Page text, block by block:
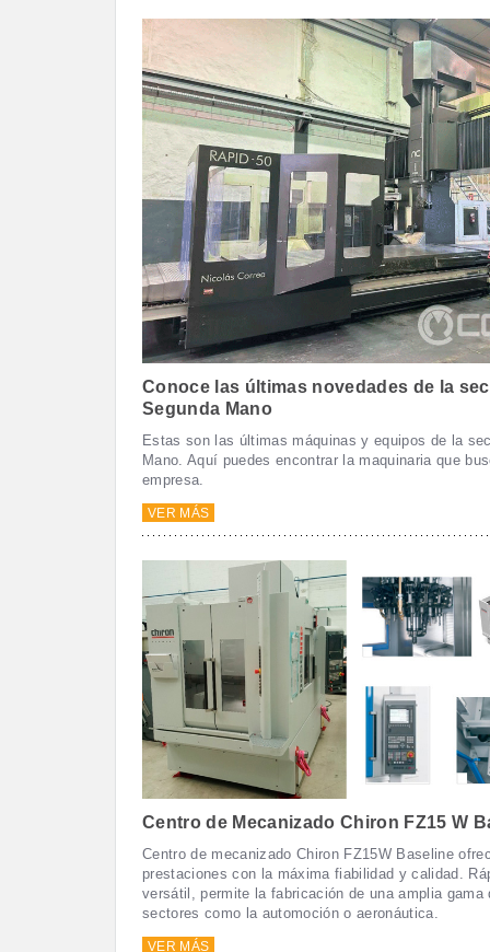
Conoce las últimas novedades de la
Segunda Mano
Estas son las últimas máquinas y equipos de la
Mano. Aquí puedes encontrar la maquinaria que
empresa.
VER MÁS
Centro de Mecanizado Chiron FZ15 W
Centro de mecanizado Chiron FZ15W Baseline
prestaciones con la máxima fiabilidad y calidad.
versátil, permite la fabricación de una amplia gama
sectores como la automoción o aeronáutica.
VER MÁS